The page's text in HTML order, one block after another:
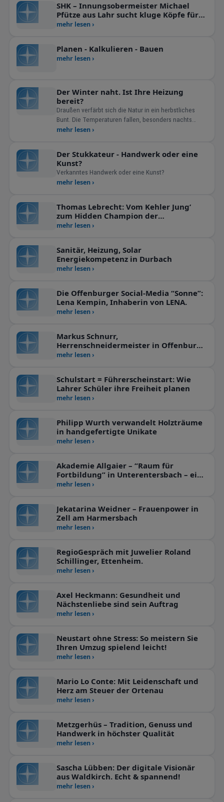
SHK – Innungsobermeister Michael
Pfütze aus Lahr sucht kluge Köpfe für
die Branche!
mehr lesen ›
Planen - Kalkulieren - Bauen
mehr lesen ›
Der Winter naht. Ist Ihre Heizung
bereit?
Draußen verfärbt sich die Natur in ein herbstliches
Bunt. Die Temperaturen fallen, besonders nachts
bereits in kühle Bereiche. Wer es dennoch kuschelig in
mehr lesen ›
Der Stukkateur - Handwerk oder eine
Kunst?
Verkanntes Handwerk oder eine Kunst?
mehr lesen ›
Thomas Lebrecht: Vom Kehler Jung’
zum Hidden Champion der
Schleiftechnik!
mehr lesen ›
Sanitär, Heizung, Solar
Energiekompetenz in Durbach
mehr lesen ›
Die Offenburger Social-Media “Sonne”:
Lena Kempin, Inhaberin von LENA.
mehr lesen ›
Markus Schnurr,
Herrenschneidermeister in Offenburg –
für Männer, die es sich Wert sind.
mehr lesen ›
Schulstart = Führerscheinstart: Wie
Lahrer Schüler ihre Freiheit planen
mehr lesen ›
Philipp Wurth verwandelt Holzträume
in handgefertigte Unikate
mehr lesen ›
Akademie Allgaier – “Raum für
Fortbildung” in Unterentersbach – eine
“Perle” im Ortenaukreis!
mehr lesen ›
Jekatarina Weidner – Frauenpower in
Zell am Harmersbach
mehr lesen ›
RegioGespräch mit Juwelier Roland
Schillinger, Ettenheim.
mehr lesen ›
Axel Heckmann: Gesundheit und
Nächstenliebe sind sein Auftrag
mehr lesen ›
Neustart ohne Stress: So meistern Sie
Ihren Umzug spielend leicht!
mehr lesen ›
Mario Lo Conte: Mit Leidenschaft und
Herz am Steuer der Ortenau
mehr lesen ›
Metzgerhüs – Tradition, Genuss und
Handwerk in höchster Qualität
mehr lesen ›
Sascha Lübben: Der digitale Visionär
aus Waldkirch. Echt & spannend!
mehr lesen ›